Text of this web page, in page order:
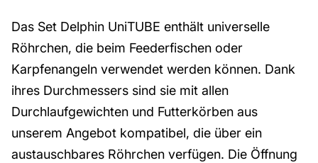
Das Set Delphin UniTUBE enthält universelle
Röhrchen, die beim Feederfischen oder
Karpfenangeln verwendet werden können. Dank
ihres Durchmessers sind sie mit allen
Durchlaufgewichten und Futterkörben aus
unserem Angebot kompatibel, die über ein
austauschbares Röhrchen verfügen. Die Öffnung